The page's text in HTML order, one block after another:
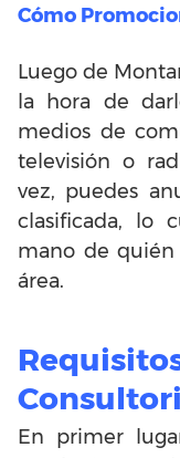
Cómo
Luego de
la hora de
medios de
televisión o
vez, puedes
clasificada, lo
mano de
área.
En primer